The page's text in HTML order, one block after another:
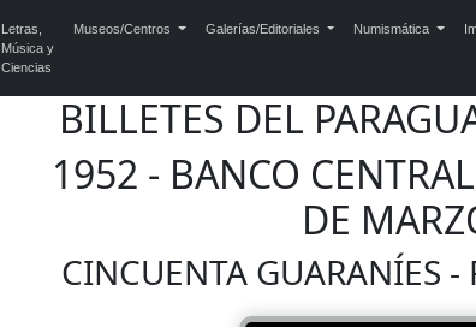
Letras,
Música y
Ciencias
Museos/Centros Galerías/Editoriales Numismática
BILLETES DEL
1952 - BANCO
DE
CINCUENTA GUARANÍES